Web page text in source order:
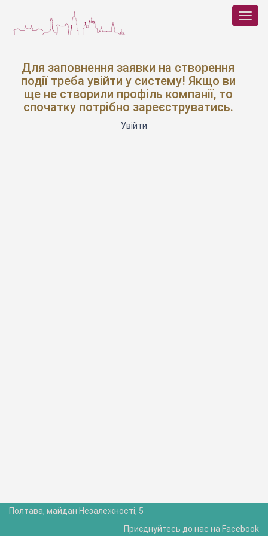
Для заповнення заявки на створення
події треба увійти у систему! Якщо ви
ще не створили профіль компанії, то
спочатку потрібно зареєструватись.
Увійти
Полтава, майдан Незалежності, 5
Приєднуйтесь до нас на Facebook